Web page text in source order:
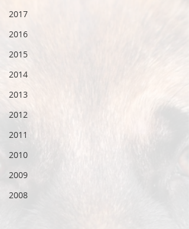
2017
2016
2015
2014
2013
2012
2011
2010
2009
2008